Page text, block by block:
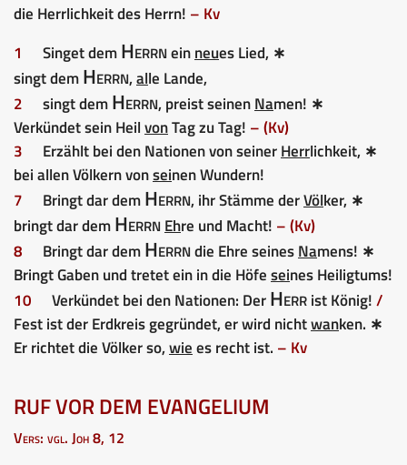
die Herrlichkeit des Herrn! – Kv
1
Singet demHerrneinneues Lied, ∗
singt demHerrn,alle Lande,
2
singt demHerrn, preist seinenNamen! ∗
Verkündet sein HeilvonTag zu Tag! – (Kv)
3
Erzählt bei den Nationen von seinerHerrlichkeit, ∗
bei allen Völkern vonseinen Wundern!
7
Bringt dar demHerrn, ihr Stämme derVölker, ∗
bringt dar demHerrnEhre und Macht! – (Kv)
8
Bringt dar demHerrndie Ehre seinesNamens! ∗
Bringt Gaben und tretet ein in die Höfeseines Heiligtums!
10
Verkündet bei den Nationen: DerHerrist König!/
Fest ist der Erdkreis gegründet, er wird nichtwanken. ∗
Er richtet die Völker so,wiees recht ist. – Kv
RUF VOR DEM EVANGELIUM
Vers: vgl. Joh 8, 12